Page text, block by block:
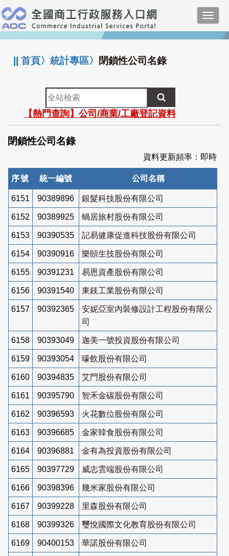
跳
到
主
要
:::
||首頁〉統計專區〉 閉鎖性公司名錄
全
站
檢
索
【熱門查詢】公司/商業/工廠登記資料
閉鎖性公司名錄
資料更新頻率：即時
序號 統一編號 公司名稱
6151 90389896 銀髮科技股份有限公司
6152 90389925 蝸居旅村股份有限公司
6153 90390535 記易健康促進科技股份有限公司
6154 90390916 樂頤生技股份有限公司
6155 90391231 易恩資產股份有限公司
6156 90391540 東鎂工業股份有限公司
6157 90392365
安妮亞室內裝修設計工程股份有限公
司
6158 90393049 迦美一號投資股份有限公司
6159 90393054 嚎飲股份有限公司
6160 90394835 艾門股份有限公司
6161 90395790 智禾金碳股份有限公司
6162 90396593 火花數位股份有限公司
6163 90396685 金家韓食股份有限公司
6164 90396881 金有為投資股份有限公司
6165 90397729 威志雲端股份有限公司
6166 90398396 幾米家股份有限公司
6167 90399228 里森股份有限公司
6168 90399326 璽悅國際文化教育股份有限公司
6169 90400153 華諾股份有限公司